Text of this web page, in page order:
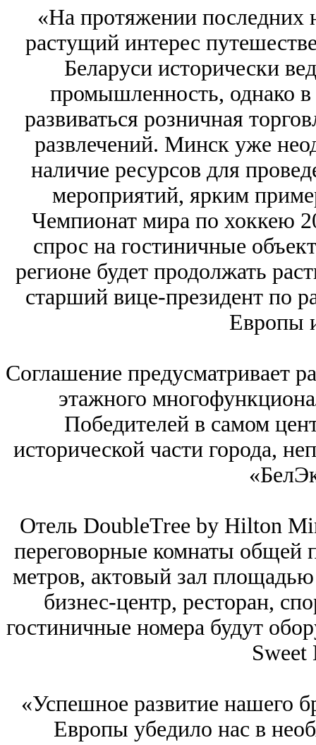
«На протяжении последних
растущий интерес
Беларуси исторически
промышленность, однако
развиваться розничная
развлечений. Минск уже
наличие ресурсов для
мероприятий, ярким
Чемпионат мира по хоккею
спрос на гостиничные
регионе будет продолжать
старший вице-президент по
Европы
Соглашение предусматривает
этажного
Победителей в самом
исторической части города,
Отель DoubleTree by Hilton
переговорные комнаты общей
метров, актовый зал
бизнес-центр, ресторан,
гостиничные номера будут
Sweet
«Успешное развитие нашего
Европы убедило нас в